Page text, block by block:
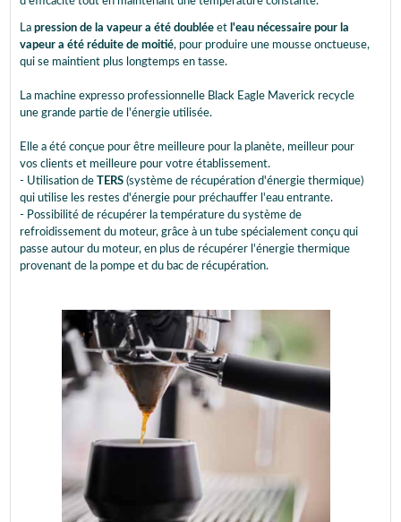
La pression de la vapeur a été doublée et l'eau nécessaire pour la
vapeur a été réduite de moitié, pour produire une mousse onctueuse,
qui se maintient plus longtemps en tasse.
La machine expresso professionnelle Black Eagle Maverick recycle
une grande partie de l'énergie utilisée.
Elle a été conçue pour être meilleure pour la planète, meilleur pour
vos clients et meilleure pour votre établissement.
- Utilisation de
TERS (système de récupération d'énergie thermique)
qui utilise les restes d'énergie pour préchauffer l'eau entrante.
- Possibilité de récupérer la température du système de
refroidissement du moteur, grâce à un tube spécialement conçu qui
passe autour du moteur, en plus de récupérer l'énergie thermique
provenant de la pompe et du bac de récupération.